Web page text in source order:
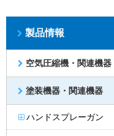
製品情報
空気圧縮機・関連機器
塗装機器・関連機器
ハンドスプレーガン